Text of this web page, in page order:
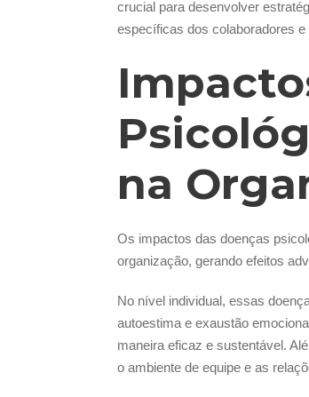
crucial para desenvolver
específicas dos colaboradores
na
Os impactos das doenças
organização, gerando efeitos
No nível individual, essas
autoestima e exaustão
maneira eficaz e sustentável.
o ambiente de equipe e as